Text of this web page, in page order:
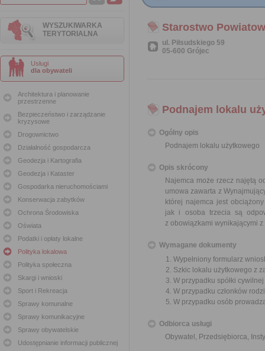
WYSZUKIWARKA
TERYTORIALNA
Usługi
dla obywateli
Architektura i planowanie
przestrzenne
Bezpieczeństwo i zarządzanie
kryzysowe
Drogownictwo
Działalność gospodarcza
Geodezja i Kartografia
Geodezja i Kataster
Gospodarka nieruchomościami
Konserwacja zabytków
Ochrona Środowiska
Oświata
Podatki i opłaty lokalne
Polityka lokalowa
Polityka społeczna
Skargi i wnioski
Sport i Rekreacja
Sprawy komunalne
Sprawy komunikacyjne
Sprawy obywatelskie
Udostępnianie informacji publicznej
Starostwo
ul. Piłsudskiego 59
05-600 Grójec
Podnajem lokalu
Ogólny opis
Podnajem lokalu użytkowego
Opis skrócony
Najemca może rzecz najętą
umowa zawarta z
której najemca jest
jak i osoba trzecia są
z obowiązkami wynikającymi
Wymagane dokumenty
Wypełniony formularz
Szkic lokalu użytkowego z
W przypadku spółki
W przypadku członków
W przypadku osób
Odbiorca usługi
Obywatel, Przedsiębiorca,